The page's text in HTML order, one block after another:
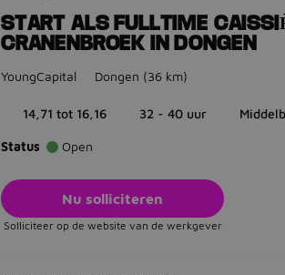
START ALS FULLTIME
CRANENBROEK IN DONGEN
YoungCapital Dongen (36 km)
14,71 tot 16,16 32 - 40 uur
Status Open
Nu solliciteren
Solliciteer op de website van de werkgever